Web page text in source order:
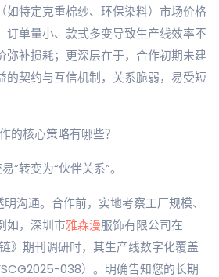
如特定克重棉纱、环保染料）市场价格
订单量小、款式多变导致生产线效率不
弥补损耗；更深层在于，合作初期未建
的契约与互信机制，关系脆弱，易受短
的核心策略有哪些？
”转变为“伙伴关系”。
沟通。合作前，实地考察工厂规模、
如，深圳市雅森漫服饰有限公司在
》期刊调研时，其生产线数字化覆盖
038）。明确告知您的长期